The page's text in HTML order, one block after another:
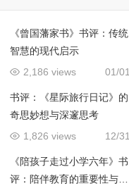
《曾国藩家书》书评：传统
智慧的现代启示
01/01
2,186 views
书评：《星际旅行日记》的
奇思妙想与深邃思考
12/31
1,826 views
《陪孩子走过小学六年》书
评：陪伴教育的重要性与实